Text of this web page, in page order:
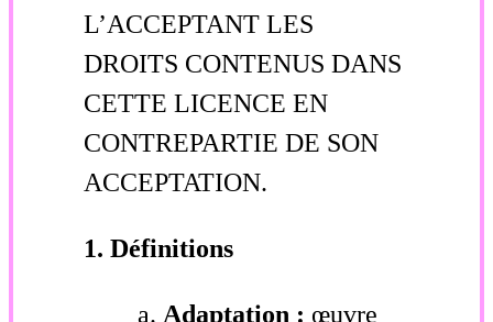
L’ACCEPTANT LES
DROITS CONTENUS DANS
CETTE LICENCE EN
CONTREPARTIE DE SON
ACCEPTATION.
1. Définitions
Adaptation : œuvre